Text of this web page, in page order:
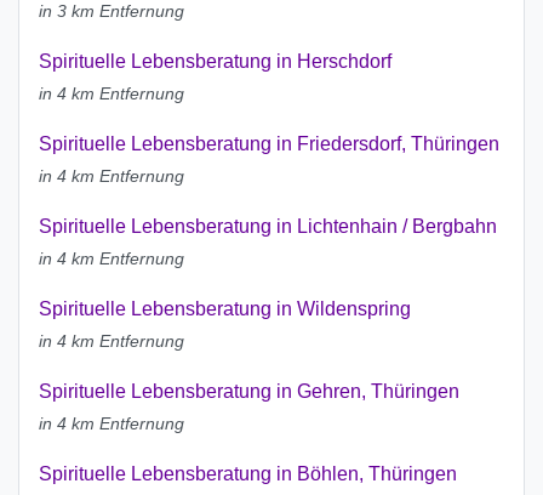
in 3 km Entfernung
Spirituelle Lebensberatung in Herschdorf
in 4 km Entfernung
Spirituelle Lebensberatung in Friedersdorf, Thüringen
in 4 km Entfernung
Spirituelle Lebensberatung in Lichtenhain / Bergbahn
in 4 km Entfernung
Spirituelle Lebensberatung in Wildenspring
in 4 km Entfernung
Spirituelle Lebensberatung in Gehren, Thüringen
in 4 km Entfernung
Spirituelle Lebensberatung in Böhlen, Thüringen